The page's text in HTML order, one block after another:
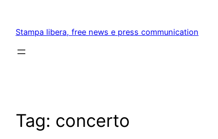
content
Stampa libera, free news e press communication
Tag: concerto